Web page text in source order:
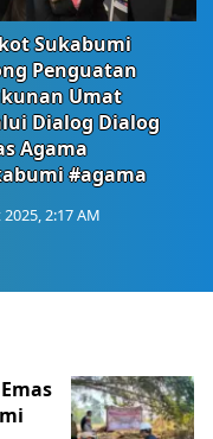
Sukabumi
Penguatan
Umat
Dialog Dialog
Agama
#agama
2025, 2:17 AM